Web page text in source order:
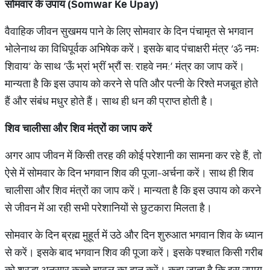
सोमवार के उपाय (Somwar Ke Upay)
वैवाहिक जीवन सुखमय पाने के लिए सोमवार के दिन पंचामृत से भगवान
भोलेनाथ का विधिपूर्वक अभिषेक करें। इसके बाद पंचाक्षरी मंत्र ‘ॐ नमः
शिवाय’ के साथ ‘ऊँ भ्रां भ्रीं भ्रौं स: राहवे नम:’ मंत्र का जाप करें।
मान्यता है कि इस उपाय को करने से पति और पत्नी के रिश्ते मजबूत होते
हैं और संबंध मधुर होते हैं। साथ ही धन की प्राप्त होती है।
शिव चालीसा और शिव मंत्रों का जाप करें
अगर आप जीवन में किसी तरह की कोई परेशानी का सामना कर रहे हैं, तो
ऐसे में सोमवार के दिन भगवान शिव की पूजा-अर्चना करें। साथ ही शिव
चालीसा और शिव मंत्रों का जाप करें। मान्यता है कि इस उपाय को करने
से जीवन में आ रही सभी परेशानियों से छुटकारा मिलता है।
सोमवार के दिन ब्रह्म मुहूर्त में उठे और दिन शुरुआत भगवान शिव के ध्यान
से करें। इसके बाद भगवान शिव की पूजा करें। इसके पश्चात किसी गरीब